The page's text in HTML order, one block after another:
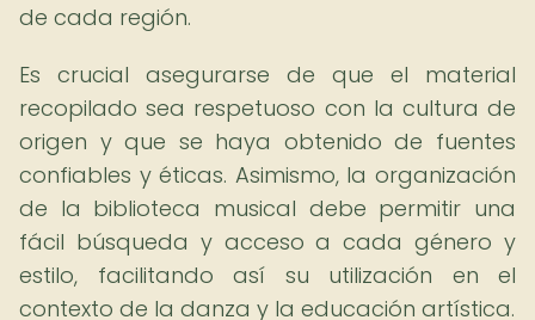
de cada región.
Es crucial asegurarse de que el material
recopilado sea respetuoso con la cultura de
origen y que se haya obtenido de fuentes
confiables y éticas. Asimismo, la organización
de la biblioteca musical debe permitir una
fácil búsqueda y acceso a cada género y
estilo, facilitando así su utilización en el
contexto de la danza y la educación artística.